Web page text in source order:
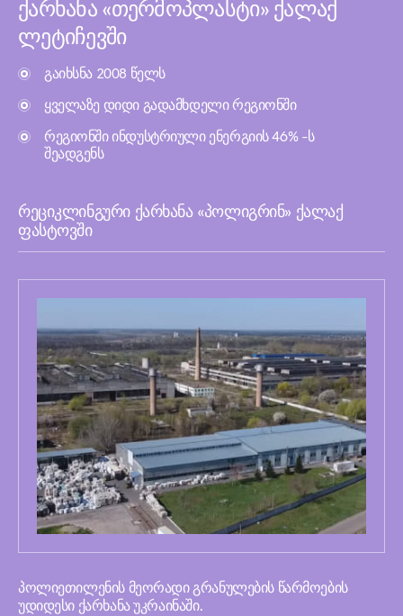
ქარხანა «თერმოპლასტი» ქალაქ
ლეტიჩევში
გაიხსნა 2008 წელს
ყველაზე დიდი გადამხდელი რეგიონში
რეგიონში ინდუსტრიული ენერგიის 46% -ს
შეადგენს
რეციკლინგური ქარხანა «პოლიგრინ» ქალაქ
ფასტოვში
პოლიეთილენის მეორადი გრანულების წარმოების
უდიდესი ქარხანა უკრაინაში.